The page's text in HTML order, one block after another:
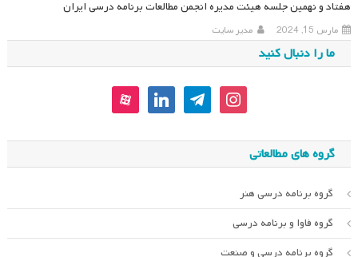
هفتاد و نهمین جلسه هیئت مدیره انجمن مطالعات برنامه درسی ایران
مارس 15, 2024 مدیر سایت
ما را دنبال کنید
instagram
telegram
linkedin
aparat
گروه های مطالعاتی
گروه برنامه درسی هنر
گروه فاوا و برنامه درسی
گروه برنامه درسی و صنعت